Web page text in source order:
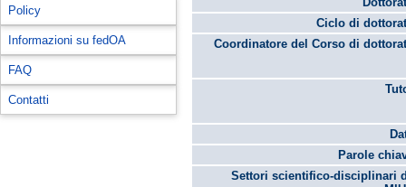
Policy
Informazioni su fedOA
FAQ
Contatti
Ciclo di
Coordinatore del Corso di
Parole
Settori scientifico-disciplinari